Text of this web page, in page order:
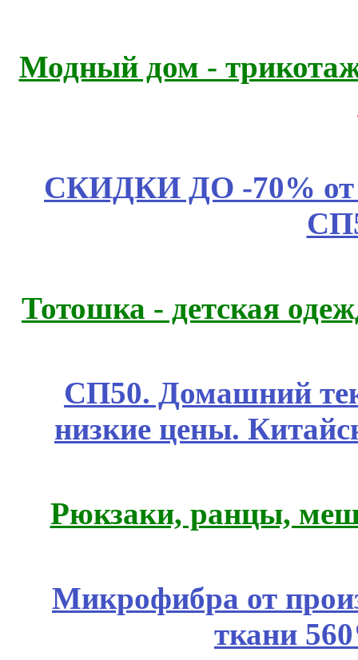
Модный дом -
СКИДКИ ДО -70%
Тотошка - детская
СП50. Домашний
низкие цены.
Рюкзаки, ранцы,
Микрофибра от
ткани